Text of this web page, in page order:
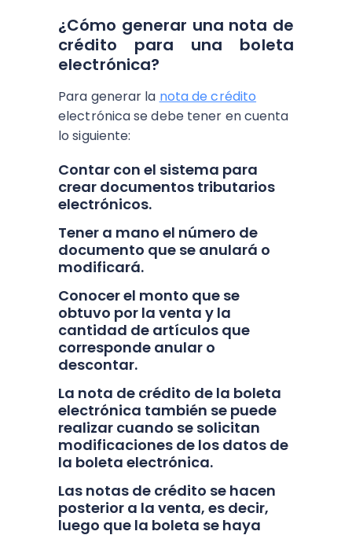
¿Cómo generar una nota de
crédito para una boleta
electrónica?
Para generar la nota de crédito
electrónica se debe tener en cuenta
lo siguiente:
Contar con el sistema para
crear documentos tributarios
electrónicos.
Tener a mano el número de
documento que se anulará o
modificará.
Conocer el monto que se
obtuvo por la venta y la
cantidad de artículos que
corresponde anular o
descontar.
La nota de crédito de la boleta
electrónica también se puede
realizar cuando se solicitan
modificaciones de los datos de
la boleta electrónica.
Las notas de crédito se hacen
posterior a la venta, es decir,
luego que la boleta se haya